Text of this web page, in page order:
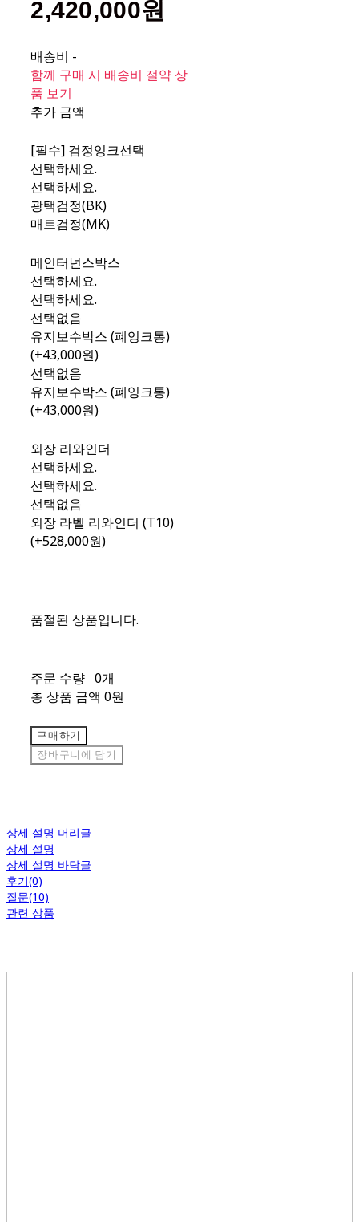
2,420,000원
배송비 -
함께 구매 시 배송비 절약 상
품 보기
추가 금액
[필수] 검정잉크선택
선택하세요.
선택하세요.
광택검정(BK)
매트검정(MK)
메인터넌스박스
선택하세요.
선택하세요.
선택없음
유지보수박스 (폐잉크통)
(+43,000원)
선택없음
유지보수박스 (폐잉크통)
(+43,000원)
외장 리와인더
선택하세요.
선택하세요.
선택없음
외장 라벨 리와인더 (T10)
(+528,000원)
품절된 상품입니다.
주문 수량 0개
총 상품 금액 0원
구매하기
장바구니에 담기
상세 설명 머리글
상세 설명
상세 설명 바닥글
후기(0)
질문(10)
관련 상품